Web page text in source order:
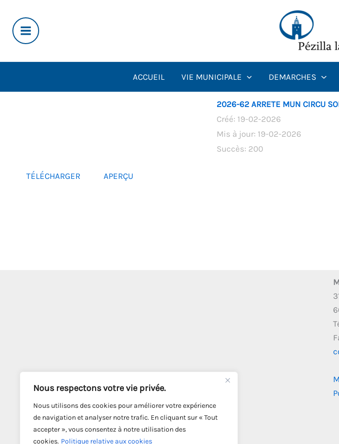
Nous respectons votre vie privée.
Nous utilisons des cookies pour améliorer votre expérience
de navigation et analyser notre trafic. En cliquant sur « Tout
accepter », vous consentez à notre utilisation des
cookies. Politique relative aux cookies
contenu
ACCUEIL VIE MUNICIPALE DEMARCHES
2026-62 ARRETE MUN CIRCU
Créé: 19-02-2026
Mis à jour: 19-02-2026
Succès: 200
TÉLÉCHARGER APERÇU